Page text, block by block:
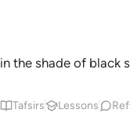
in the shade of black
Tafsirs Lessons